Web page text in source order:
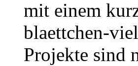
mit einem
blaettchen-
Projekte sind